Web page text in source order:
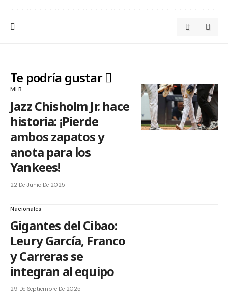
Te podría gustar
MLB
Jazz Chisholm Jr. hace
historia: ¡Pierde
ambos zapatos y
anota para los
Yankees!
22 De Junio De 2025
Nacionales
Gigantes del Cibao:
Leury García, Franco
y Carreras se
integran al equipo
29 De Septiembre De 2025